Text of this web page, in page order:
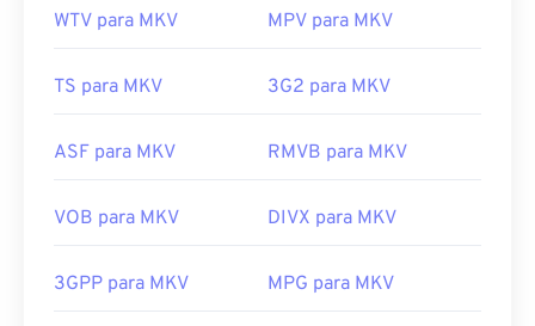
WTV para MKV MPV para MKV
TS para MKV 3G2 para MKV
ASF para MKV RMVB para MKV
VOB para MKV DIVX para MKV
3GPP para MKV MPG para MKV